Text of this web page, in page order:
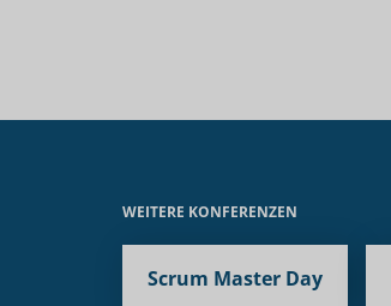
WEITERE KONFERENZEN
Scrum Master Day